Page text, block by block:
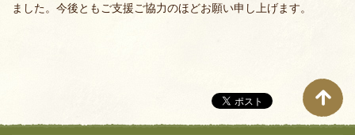
ました。今後ともご支援ご協力のほどお願い申し上げます。